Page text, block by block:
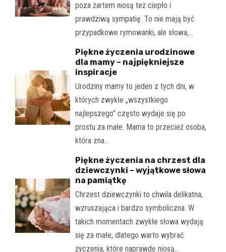
poza żartem niosą też ciepło i
prawdziwą sympatię. To nie mają być
przypadkowe rymowanki, ale słowa,…
Piękne życzenia urodzinowe
dla mamy – najpiękniejsze
inspiracje
Urodziny mamy to jeden z tych dni, w
których zwykłe „wszystkiego
najlepszego” często wydaje się po
prostu za małe. Mama to przecież osoba,
która zna…
Piękne życzenia na chrzest dla
dziewczynki – wyjątkowe słowa
na pamiątkę
Chrzest dziewczynki to chwila delikatna,
wzruszająca i bardzo symboliczna. W
takich momentach zwykłe słowa wydają
się za małe, dlatego warto wybrać
życzenia, które naprawdę niosą…